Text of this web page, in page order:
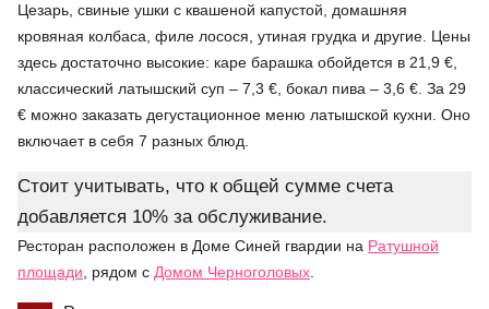
Цезарь, свиные ушки с квашеной капустой, домашняя
кровяная колбаса, филе лосося, утиная грудка и другие. Цены
здесь достаточно высокие: каре барашка обойдется в 21,9 €,
классический латышский суп – 7,3 €, бокал пива – 3,6 €. За 29
€ можно заказать дегустационное меню латышской кухни. Оно
включает в себя 7 разных блюд.
Стоит учитывать, что к общей сумме счета
добавляется 10% за обслуживание.
Ресторан расположен в Доме Синей гвардии на Ратушной
площади , рядом с Домом Черноголовых